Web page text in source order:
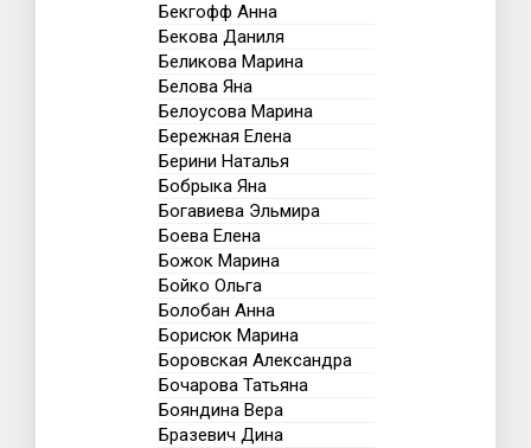
Бекгофф Анна
Бекова Даниля
Беликова Марина
Белова Яна
Белоусова Марина
Бережная Елена
Берини Наталья
Бобрыка Яна
Богавиева Эльмира
Боева Елена
Божок Марина
Бойко Ольга
Болобан Анна
Борисюк Марина
Боровская Александра
Бочарова Татьяна
Бояндина Вера
Бразевич Дина